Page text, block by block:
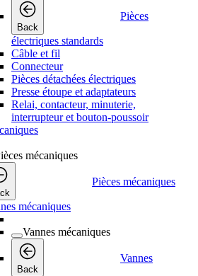
Back
Pièces
électriques standards
Câble et fil
Connecteur
Pièces détachées électriques
Presse étoupe et adaptateurs
Relai, contacteur, minuterie,
interrupteur et bouton-poussoir
mécaniques
Pièces mécaniques
mécaniques
Vannes mécaniques
Back
Vannes